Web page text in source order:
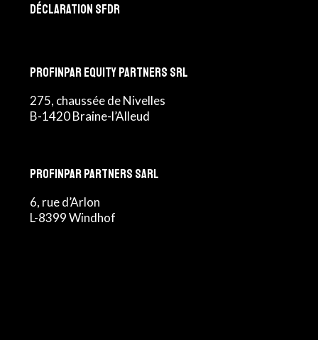
Déclaration SFDR
Profinpar Equity Partners srl
275, chaussée de Nivelles
B-1420 Braine-l’Alleud
Profinpar Partners sarl
6, rue d’Arlon
L-8399 Windhof